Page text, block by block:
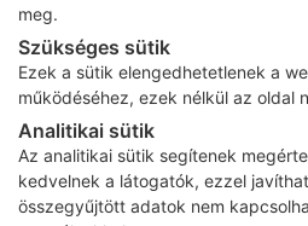
meg.
Szükséges sütik
Ezek a sütik elengedhetetlenek a
működéséhez, ezek nélkül az oldal
Analitikai sütik
Az analitikai sütik segítenek
kedvelnek a látogatók, ezzel
összegyűjtött adatok nem
Karrier
Az oldalon feltüntetett árak az
A képek a Shutterstock.com és a
kerültek
Copyright 2026 © Prima Medica